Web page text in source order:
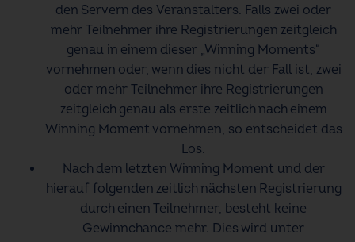
den Servern des Veranstalters. Falls zwei oder
mehr Teilnehmer ihre Registrierungen zeitgleich
genau in einem dieser „Winning Moments“
vornehmen oder, wenn dies nicht der Fall ist, zwei
oder mehr Teilnehmer ihre Registrierungen
zeitgleich genau als erste zeitlich nach einem
Winning Moment vornehmen, so entscheidet das
Los.
Nach dem letzten Winning Moment und der
hierauf folgenden zeitlich nächsten Registrierung
durch einen Teilnehmer, besteht keine
Gewinnchance mehr. Dies wird unter